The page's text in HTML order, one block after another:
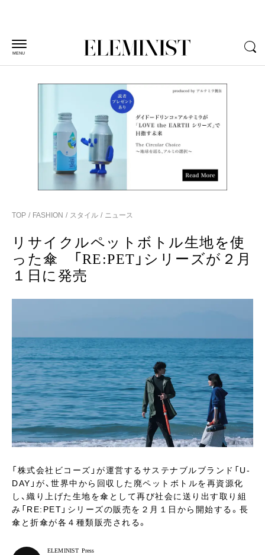
MENU
TOP FASHION スタイル ニュース
リサイクルペットボトル生地を使
った傘 「RE:PET」シリーズが２月
１日に発売
「株式会社ビコーズ」が運営するサステナブルブランド「U-
DAY」が、世界中から回収した廃ペットボトルを再資源化
し、織り上げた生地を傘として再び社会に送り出す取り組
み「RE:PET」シリーズの販売を２月１日から開始する。長
傘と折傘が各４種類販売される。
ELEMINIST Press